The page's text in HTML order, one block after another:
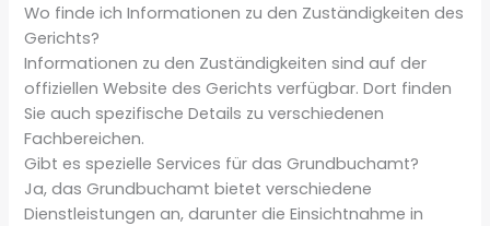
Wo finde ich Informationen zu den Zuständigkeiten des
Gerichts?
Informationen zu den Zuständigkeiten sind auf der
offiziellen Website des Gerichts verfügbar. Dort finden
Sie auch spezifische Details zu verschiedenen
Fachbereichen.
Gibt es spezielle Services für das Grundbuchamt?
Ja, das Grundbuchamt bietet verschiedene
Dienstleistungen an, darunter die Einsichtnahme in